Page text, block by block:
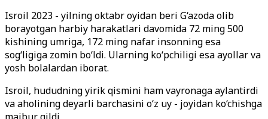
Isroil 2023 - yilning oktabr oyidan beri G‘azoda olib
borayotgan harbiy harakatlari davomida 72 ming 500
kishining umriga, 172 ming nafar insonning esa
sog‘ligiga zomin bo‘ldi. Ularning ko‘pchiligi esaayollar va
yosh bolalardan iborat.
Isroil, hududning yirik qismini ham vayronaga aylantirdi
va aholining deyarli barchasini o‘z uy - joyidan ko‘chishga